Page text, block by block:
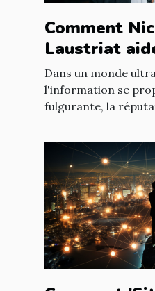
Comment
Laustriat
entreprises
leur e-
Dans un monde
l'information se
fulgurante, la